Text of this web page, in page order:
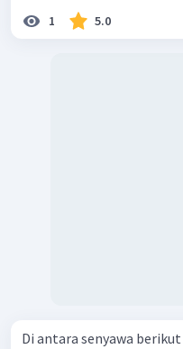
1 5.0
Di antara senyawa